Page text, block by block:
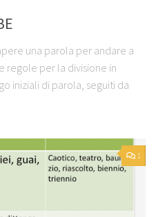
una parola per andare a
regole per la divisione in
iniziali di parola, seguiti da
1